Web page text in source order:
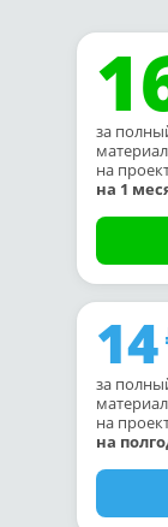
за
на
на 1
14
за
на
на